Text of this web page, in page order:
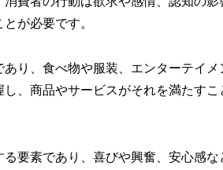
が必要です。
り、食べ物や服装、エンターテイメ
、商品やサービスがそれを満たすこ
要素であり、喜びや興奮、安心感な